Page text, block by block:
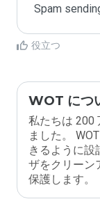
Spam
役立つ
WOT につ
私たちは 200
ました。
きるように設
ザをクリーン
保護します。